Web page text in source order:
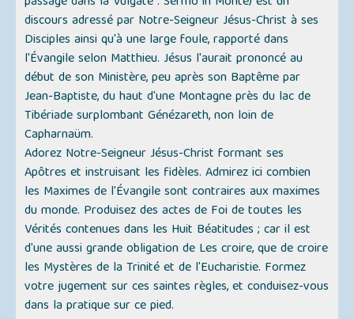
discours adressé par Notre-Seigneur Jésus-Christ à ses
Disciples ainsi qu'à une large foule, rapporté dans
l'Évangile selon Matthieu. Jésus l'aurait prononcé au
début de son Ministère, peu après son Baptême par
Jean-Baptiste, du haut d'une Montagne près du lac de
Tibériade surplombant Génézareth, non loin de
Capharnaüm.
Adorez Notre-Seigneur Jésus-Christ formant ses
Apôtres et instruisant les fidèles. Admirez ici combien
les Maximes de l'Évangile sont contraires aux maximes
du monde. Produisez des actes de Foi de toutes les
Vérités contenues dans les Huit Béatitudes ; car il est
d'une aussi grande obligation de Les croire, que de croire
les Mystères de la Trinité et de l'Eucharistie. Formez
votre jugement sur ces saintes règles, et conduisez-vous
dans la pratique sur ce pied.